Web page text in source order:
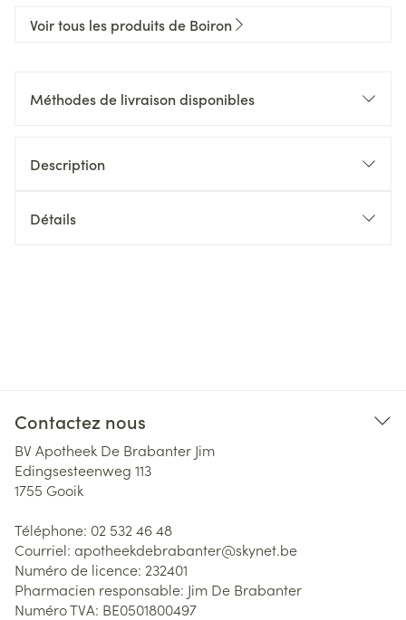
Voir tous les produits de Boiron
Méthodes de livraison disponibles
Description
Détails
Contactez nous
BV Apotheek De Brabanter Jim
Edingsesteenweg 113
1755 Gooik
Téléphone: 02 532 46 48
Courriel: apotheekdebrabanter@skynet.be
Numéro de licence: 232401
Pharmacien responsable: Jim De Brabanter
Numéro TVA: BE0501800497